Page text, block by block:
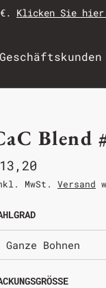
Klicken Sie
Geschäftskunden
Blend
MwSt. Versand
Ganze Bohnen